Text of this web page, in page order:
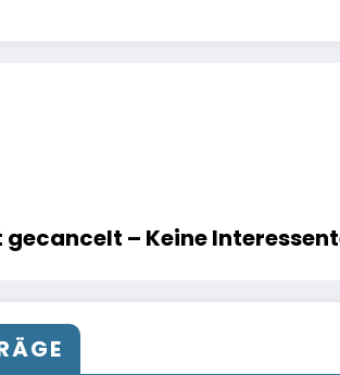
– Keine